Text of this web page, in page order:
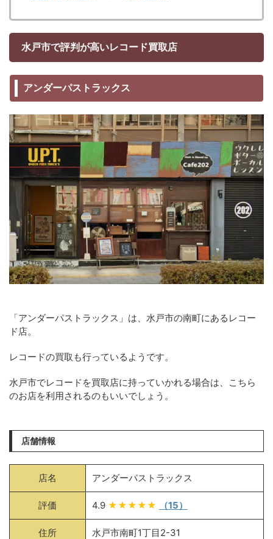
水戸市で評判が高いレコード買取店
アンダーパストラックス
「アンダーパストラックス」は、水戸市の南町にあるレコー
ド店。
レコードの買取も行っているようです。
水戸市でレコードを買取店に持っていかれる場合は、こちら
のお店を利用されるのもいいでしょう。
店舗情報
店名 アンダーパストラックス
評価 4.9 ★★★★★ （15）
住所 水戸市南町1丁目2-31